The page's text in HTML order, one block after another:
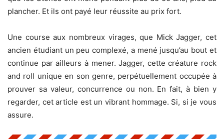
plancher. Et ils ont payé leur réussite au prix fort.
Une course aux nombreux virages, que Mick Jagger, cet
ancien étudiant un peu complexé, a mené jusqu’au bout et
continue par ailleurs à mener. Jagger, cette créature rock
and roll unique en son genre, perpétuellement occupée à
prouver sa valeur, concurrence ou non. En fait, à bien y
regarder, cet article est un vibrant hommage. Si, si je vous
assure.